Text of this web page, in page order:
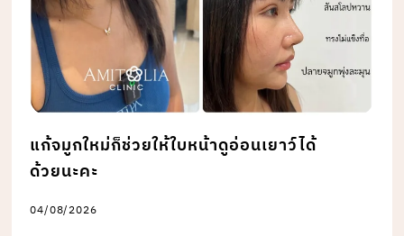
แก้จมูกใหม่ก็ช่วยให้ใบหน้าดูอ่อนเยาว์ได้
ด้วยนะคะ
04/08/2026